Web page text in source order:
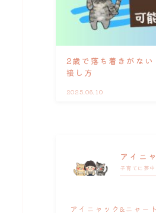
2歳で落ち着きがな
接し方
2025.06.10
アイニ
子育てに夢
アイニャック&ニャー